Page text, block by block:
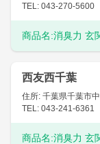
TEL: 043-270-5600
商品名:消臭力 玄
西友西千葉
住所: 千葉県千葉市
TEL: 043-241-6361
商品名:消臭力 玄